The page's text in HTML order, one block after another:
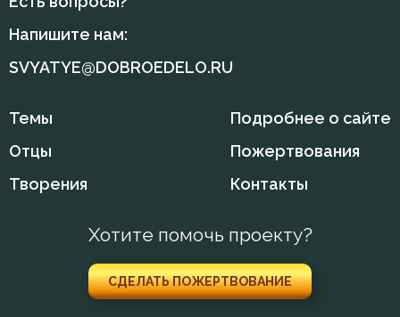
Напишите нам:
SVYATYE@DOBROEDELO.RU
Темы
Отцы
Творения
Подробнее о сайте
Пожертвования
Контакты
Хотите помочь проекту?
СДЕЛАТЬ ПОЖЕРТВОВАНИЕ